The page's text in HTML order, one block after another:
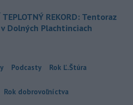
TEPLOTNÝ REKORD: Tentoraz
Dolných Plachtinciach
Podcasty Rok Ľ.Štúra
Rok dobrovoľníctva